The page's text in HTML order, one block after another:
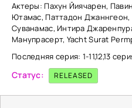
Актеры: Пахун Йиячарен,
Ютамас, Паттадон Джаннгеон,
Суванамас, Интира
Манупрасерт, Yacht Surat
Последняя серия: 1-11,12,13
Статус: RELEASED